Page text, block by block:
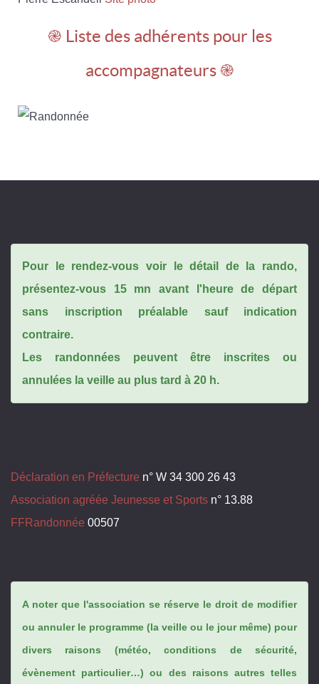
֎ Liste des adhérents pour les
accompagnateurs ֎
Pour le rendez-vous voir le détail de la rando,
présentez-vous 15 mn avant l'heure de départ
sans inscription préalable sauf indication
contraire.
Les randonnées peuvent être inscrites ou
annulées la veille au plus tard à 20 h.
Déclaration en Préfecture n° W 34 300 26 43
Association agréée Jeunesse et Sports n° 13.88
FFRandonnée 00507
A noter que l'association se réserve le droit de modifier
ou annuler le programme (la veille ou le jour même) pour
divers raisons (météo, conditions de sécurité,
évènement particulier…) ou des raisons autres telles